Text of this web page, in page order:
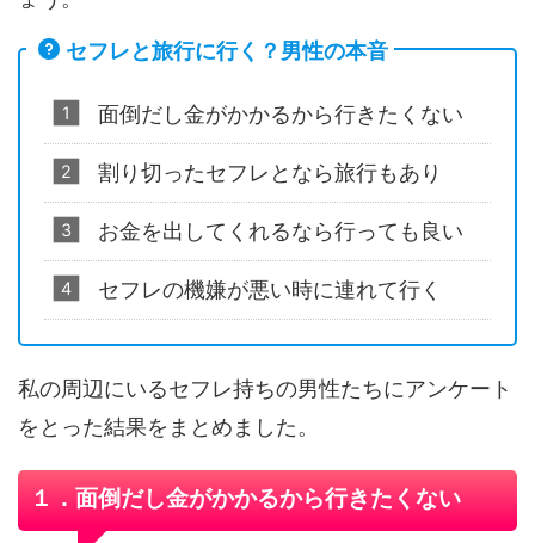
セフレと旅行に行く？男性の本音
面倒だし金がかかるから行きたくない
割り切ったセフレとなら旅行もあり
お金を出してくれるなら行っても良い
セフレの機嫌が悪い時に連れて行く
私の周辺にいるセフレ持ちの男性たちにアンケート
をとった結果をまとめました。
１．面倒だし金がかかるから行きたくない